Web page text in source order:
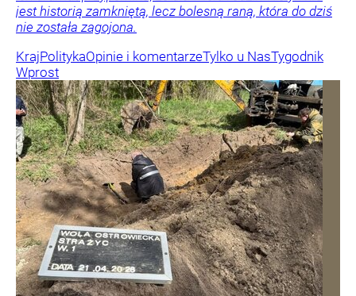
jest historią zamkniętą, lecz bolesną raną, która do dziś
nie została zagojona.
KrajPolitykaOpinie i komentarzeTylko u NasTygodnik
Wprost